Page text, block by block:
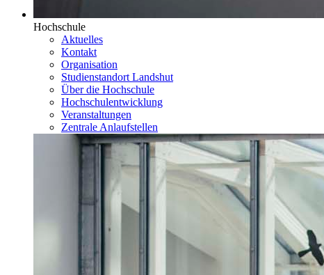
Hochschule
Aktuelles
Kontakt
Organisation
Studienstandort Landshut
Über die Hochschule
Hochschulentwicklung
Veranstaltungen
Zentrale Anlaufstellen